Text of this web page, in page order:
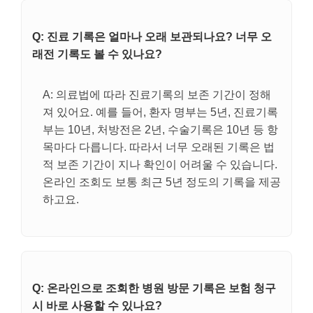
Q: 진료 기록은 얼마나 오래 보관되나요? 너무 오
래전 기록도 볼 수 있나요?
A: 의료법에 따라 진료기록의 보존 기간이 정해
져 있어요. 예를 들어, 환자 명부는 5년, 진료기록
부는 10년, 처방전은 2년, 수술기록은 10년 등 항
목마다 다릅니다. 따라서 너무 오래된 기록은 법
적 보존 기간이 지나 확인이 어려울 수 있습니다.
온라인 조회도 보통 최근 5년 정도의 기록을 제공
하고요.
Q: 온라인으로 조회한 병원 방문 기록은 보험 청구
시 바로 사용할 수 있나요?